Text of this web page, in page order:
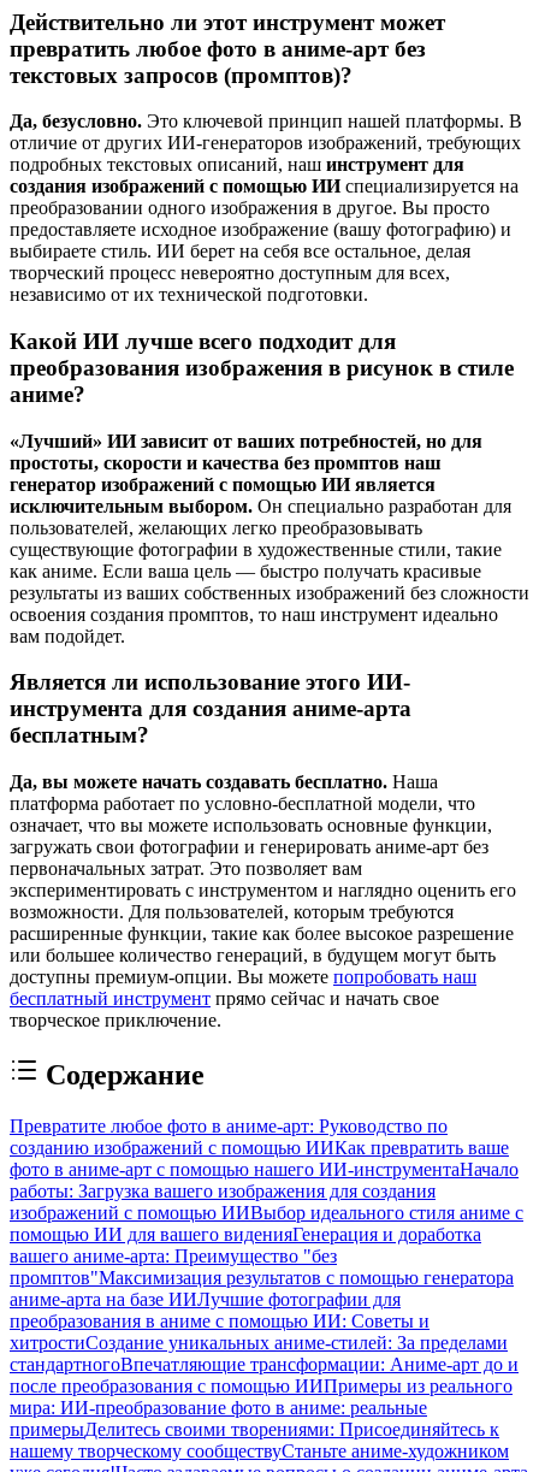
Действительно ли этот инструмент может
превратить любое фото в аниме-арт без
текстовых запросов (промптов)?
Да, безусловно. Это ключевой принцип нашей платформы. В
отличие от других ИИ-генераторов изображений, требующих
подробных текстовых описаний, наш инструмент для
создания изображений с помощью ИИспециализируется на
преобразовании одного изображения в другое. Вы просто
предоставляете исходное изображение (вашу фотографию) и
выбираете стиль. ИИ берет на себя все остальное, делая
творческий процесс невероятно доступным для всех,
независимо от их технической подготовки.
Какой ИИ лучше всего подходит для
преобразования изображения в рисунок в стиле
аниме?
«Лучший» ИИ зависит от ваших потребностей, но для
простоты, скорости и качества без промптов наш
генератор изображений с помощью ИИ является
исключительным выбором. Он специально разработан для
пользователей, желающих легко преобразовывать
существующие фотографии в художественные стили, такие
как аниме. Если ваша цель — быстро получать красивые
результаты из ваших собственных изображений без сложности
освоения создания промптов, то наш инструмент идеально
вам подойдет.
Является ли использование этого ИИ-
инструмента для создания аниме-арта
бесплатным?
Да, вы можете начать создавать бесплатно. Наша
платформа работает по условно-бесплатной модели, что
означает, что вы можете использовать основные функции,
загружать свои фотографии и генерировать аниме-арт без
первоначальных затрат. Это позволяет вам
экспериментировать с инструментом и наглядно оценить его
возможности. Для пользователей, которым требуются
расширенные функции, такие как более высокое разрешение
или большее количество генераций, в будущем могут быть
доступны премиум-опции. Вы можете попробовать наш
бесплатный инструмент прямо сейчас и начать свое
творческое приключение.
Содержание
Превратите любое фото в аниме-арт: Руководство по
созданию изображений с помощью ИИКак превратить ваше
фото в аниме-арт с помощью нашего ИИ-инструментаНачало
работы: Загрузка вашего изображения для создания
изображений с помощью ИИВыбор идеального стиля аниме с
помощью ИИ для вашего виденияГенерация и доработка
вашего аниме-арта: Преимущество "без
промптов"Максимизация результатов с помощью генератора
аниме-арта на базе ИИЛучшие фотографии для
преобразования в аниме с помощью ИИ: Советы и
хитростиСоздание уникальных аниме-стилей: За пределами
стандартногоВпечатляющие трансформации: Аниме-арт до и
после преобразования с помощью ИИПримеры из реального
мира: ИИ-преобразование фото в аниме: реальные
примерыДелитесь своими творениями: Присоединяйтесь к
нашему творческому сообществуСтаньте аниме-художником